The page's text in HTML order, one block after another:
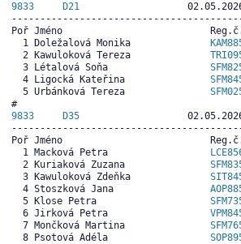
9833 D21
Poř Jméno                          Reg.č.
  1 Doležalová Monika
  2 Kawuloková Tereza
  3 Létalová Soňa
  4 Ligocká Kateřina
  5 Urbánková Tereza
9833
D35
Poř Jméno                          Reg.č.
  1 Macková Petra
  2 Kuriaková Zuzana
  3 Kawuloková Zdeňka
  4 Stoszková Jana
  5 Klose Petra
  6 Jirková Petra
  7 Mončková Martina
  8 Psotová Adéla